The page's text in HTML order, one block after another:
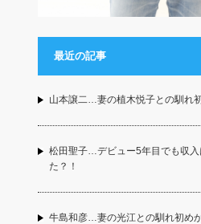
最近の記事
山本譲二…妻の植木悦子との馴れ
松田聖子…デビュー5年目でも収入
た？！
牛島和彦…妻の光江との馴れ初め